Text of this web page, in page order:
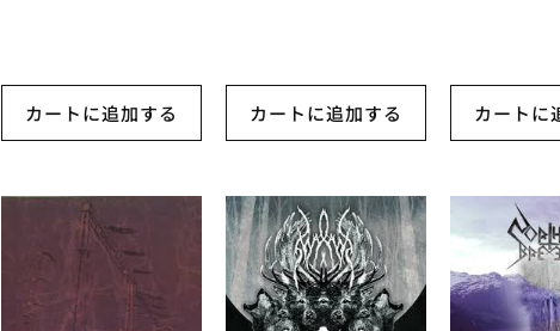
カートに追加する カートに追加する カートに